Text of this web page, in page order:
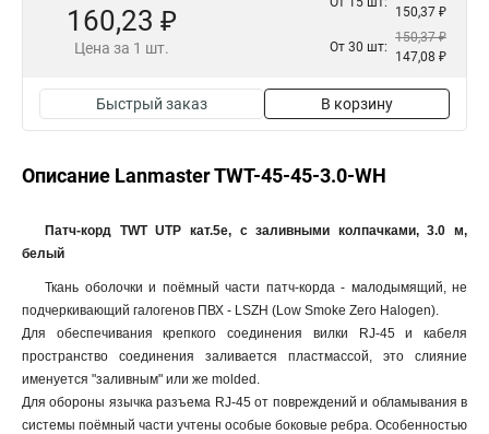
160,23 ₽
Цена за 1 шт.
150,37 ₽
От 30 шт:
150,37 ₽
147,08 ₽
Быстрый заказ В корзину
Описание Lanmaster TWT-45-45-3.0-WH
Патч-корд TWT UTP кат.5e, с заливными колпачками, 3.0 м,
белый
Ткань оболочки и поёмный части патч-корда - малодымящий, не
подчеркивающий галогенов ПВХ - LSZH (Low Smoke Zero Halogen).
Для обеспечивания крепкого соединения вилки RJ-45 и кабеля
пространство соединения заливается пластмассой, это слияние
именуется "заливным" или же molded.
Для обороны язычка разъема RJ-45 от повреждений и обламывания в
системы поёмный части учтены особые боковые ребра. Особенностью